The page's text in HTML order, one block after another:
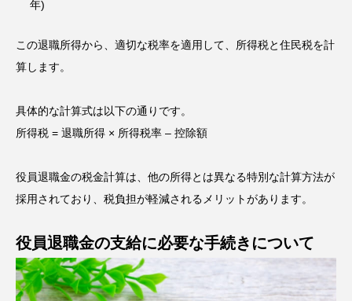
年)
この退職所得から、適切な税率を適用して、所得税と住民税を計
算します。
具体的な計算式は以下の通りです。
所得税 = 退職所得 × 所得税率 – 控除額
役員退職金の税金計算は、他の所得とは異なる特別な計算方法が
採用されており、税負担が軽減されるメリットがあります。
役員退職金の支給に必要な手続きについて